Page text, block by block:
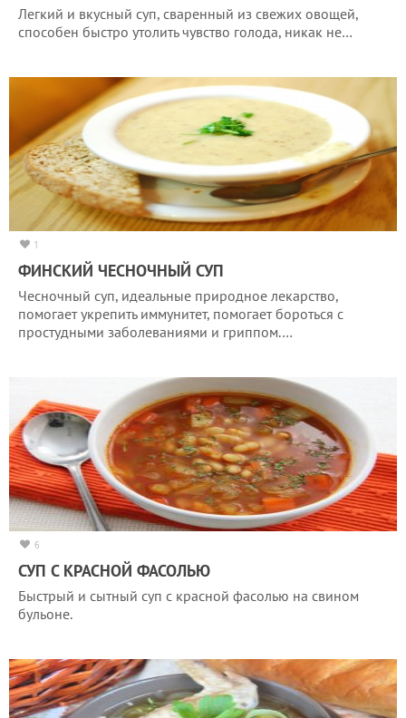
Легкий и вкусный суп, сваренный из свежих овощей,
способен быстро утолить чувство голода, никак не…
1
ФИНСКИЙ ЧЕСНОЧНЫЙ СУП
Чесночный суп, идеальные природное лекарство,
помогает укрепить иммунитет, помогает бороться с
простудными заболеваниями и гриппом.…
6
СУП С КРАСНОЙ ФАСОЛЬЮ
Быстрый и сытный суп с красной фасолью на свином
бульоне.